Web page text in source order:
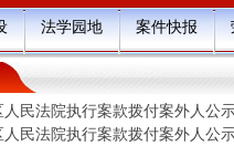
法学园地 案件快报
民法院执行案款拨付案外人公
民法院执行案款拨付案外人公